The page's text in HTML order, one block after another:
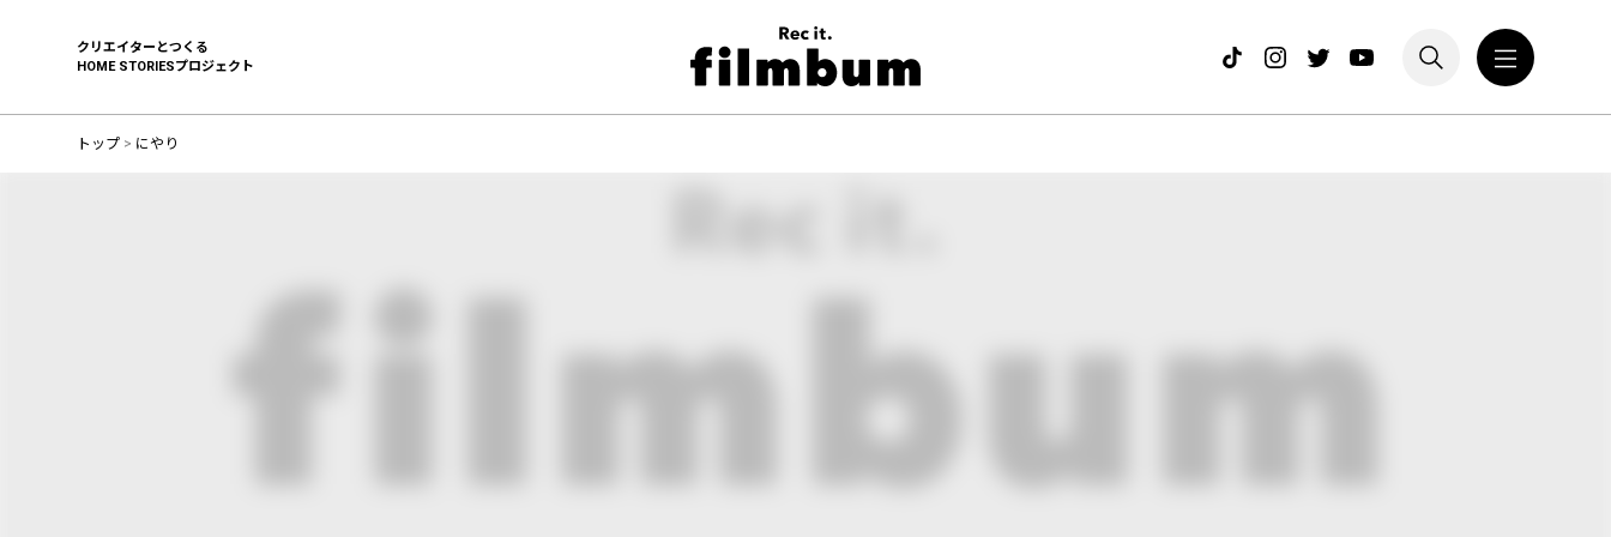
クリエイターとつくる
HOME STORIESプロジェクト
トップ > にやり